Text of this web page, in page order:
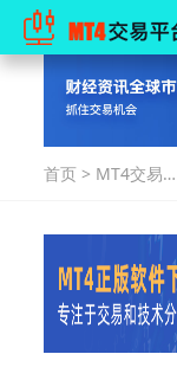
首页 > MT4交易指